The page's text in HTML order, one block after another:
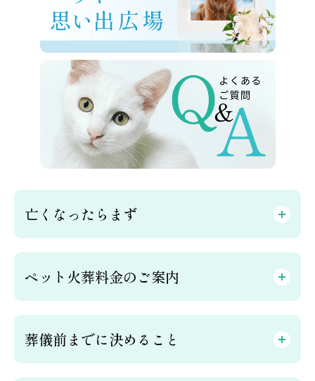
亡くなったらまず
ペット火葬料金のご案内
葬儀前までに決めること